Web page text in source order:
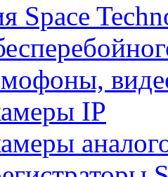
Space
IP